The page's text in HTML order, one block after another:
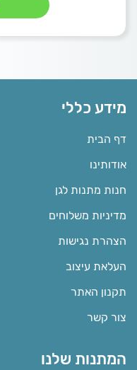
מידע כללי
דף הבית
אודותינו
חנות מתנות לגן
מדיניות משלוחים
הצהרת נגישות
העלאת עיצוב
תקנון האתר
צור קשר
המתנות שלנו